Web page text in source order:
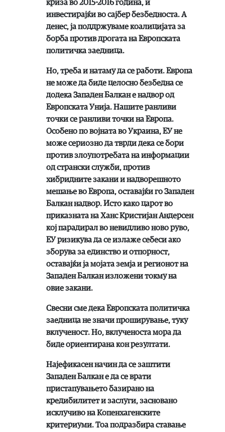
криза во 2015-2016 година, и
инвестирајќи во сајбер безбедноста. А
денес, ја поддржуваме коалицијата за
борба против дрогата на Европската
политичка заедница.
Но, треба и натаму да се работи. Европа
не може да биде целосно безбедна се
додека Западен Балкан е надвор од
Европската Унија. Нашите ранливи
точки се ранливи точки на Европа.
Особено по војната во Украина, ЕУ не
може сериозно да тврди дека се бори
против злоупотребата на информации
од странски служби, против
хибридните закани и надворешното
мешање во Европа, оставајќи го Западен
Балкан надвор. Исто како царот во
приказната на Ханс Кристијан Андерсен
кој парадирал во невидливо ново руво,
ЕУ ризикува да се излаже себеси ако
зборува за единство и отпорност,
оставајќи ја мојата земја и регионот на
Западен Балкан изложени токму на
овие закани.
Свесни сме дека Европската политичка
заедница не значи проширување, туку
вклученост. Но, вклученоста мора да
биде ориентирана кон резултати.
Најефикасен начин да се заштити
Западен Балкан е да се врати
пристапувањето базирано на
кредибилитет и заслуги, засновано
исклучиво на Копенхагенските
критериуми. Тоа подразбира ставање